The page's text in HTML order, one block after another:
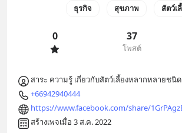
ธุรกิจ สุขภาพ สัตว์เ
0 37
โพสต์
สาระ ความรู้ เกี่ยวกับสัตว์เลี้ยงหลากหลายชนิด
+66942940444
https://www.facebook.com/share/
สร้างเพจเมื่อ 3 ส.ค. 2022